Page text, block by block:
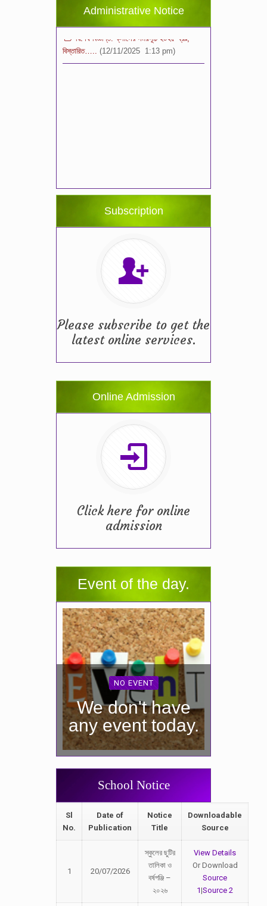
Administrative Notice
বিশেষ বিজ্ঞপ্তি: ক্লাসের সময়সূচি ২০২৫ খ্রীঃ,
বিস্তারিত….. (12/11/2025 1:13 pm)
Subscription
Please subscribe to get the
latest online services.
Online Admission
Click here for online
admission
Event of the day.
NO EVENT
We don't have
any event today.
School Notice
Sl
No.
Date of
Publication
Notice
Title
Downloadable
Source
1 20/07/2026
স্কুলের ছুটির
তালিকা ও
বর্ষপঞ্জি –
২০২৬
View Details
Or Download
Source
1|Source 2